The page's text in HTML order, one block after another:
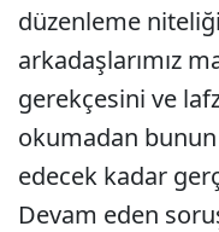
düzenleme
arkadaşlarımız
gerekçesini ve
okumadan
edecek kadar
Devam eden